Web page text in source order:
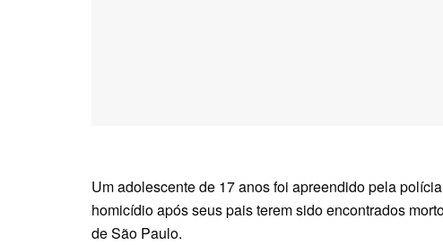
Um adolescente de 17 anos foi apreendido pela
homicídio após seus pais terem sido encontrados
de São Paulo.